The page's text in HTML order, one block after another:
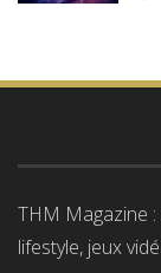
THM Magazine
lifestyle, jeux